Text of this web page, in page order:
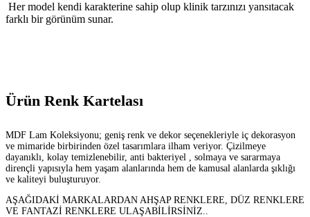
Her model kendi karakterine sahip olup klinik tarzınızı yansıtacak
farklı bir görünüm sunar.
Ürün Renk Kartelası
MDF Lam Koleksiyonu; geniş renk ve dekor seçenekleriyle iç dekorasyon
ve mimaride birbirinden özel tasarımlara ilham veriyor. Çizilmeye
dayanıklı, kolay temizlenebilir, anti bakteriyel , solmaya ve sararmaya
dirençli yapısıyla hem yaşam alanlarında hem de kamusal alanlarda şıklığı
ve kaliteyi buluşturuyor.
AŞAĞIDAKİ MARKALARDAN AHŞAP RENKLERE, DÜZ RENKLERE
VE FANTAZİ RENKLERE ULAŞABİLİRSİNİZ..